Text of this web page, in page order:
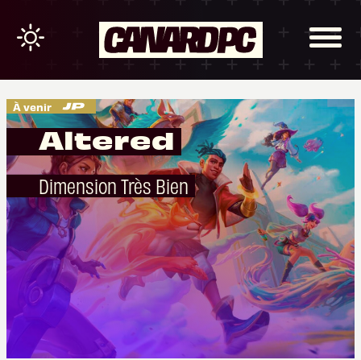
À venir
Altered
Dimension Très Bien